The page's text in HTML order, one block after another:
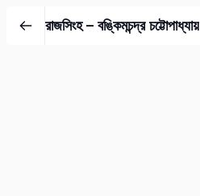
রাজসিংহ – বঙ্কিমচন্দ্র চট্টোপাধ্যায়